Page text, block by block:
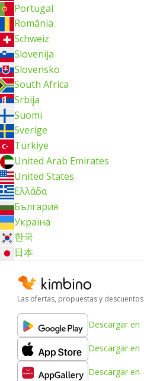
Portugal
România
Schweiz
Slovenija
Slovensko
South Africa
Srbija
Suomi
Sverige
Türkiye
United Arab Emirates
United States
Ελλάδα
България
Україна
한국
日本
Las ofertas, propuestas y descuentos
Descargar en
Descargar en
Descargar en